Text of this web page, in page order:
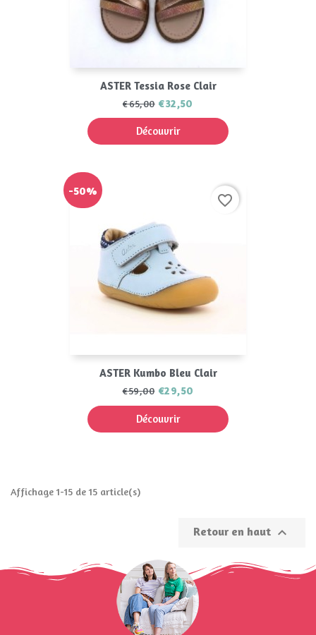
ASTER Tessia Rose Clair
€65,00 €32,50
Découvrir
ASTER Kumbo Bleu Clair
€59,00 €29,50
Découvrir
-50%
favorite_border
Affichage 1-15 de 15 article(s)
Retour en haut 